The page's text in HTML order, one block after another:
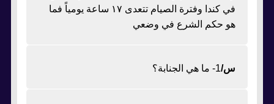
في كندا وفترة الصيام تتعدى ١٧ ساعة يومياً فما
هو حكم الشرع في وضعي
س/1- ما هي الجنابة؟